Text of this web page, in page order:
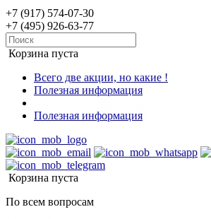
+7 (917) 574-07-30
+7 (495) 926-63-77
Корзина пуста
Всего две акции, но какие !
Полезная информация
Полезная информация
Корзина пуста
По всем вопросам